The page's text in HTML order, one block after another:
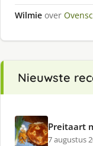
Wilmie over
Nieuwste
Preitaart
7 augustus